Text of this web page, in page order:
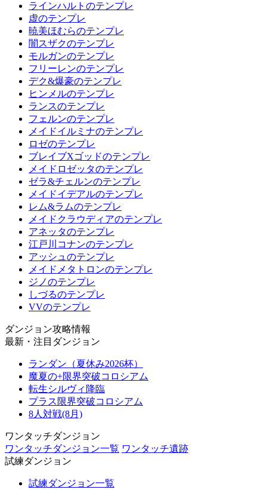
ラインハルトのテンプレ
虚のテンプレ
暁美ほむらのテンプレ
闇スザクのテンプレ
モルガンのテンプレ
フリーレンのテンプレ
デク&爆豪のテンプレ
ヒンメルのテンプレ
ランスのテンプレ
フェルンのテンプレ
メイドイルミナのテンプレ
ロゼのテンプレ
ブレイブXゴッドのテンプレ
メイドロゼッタのテンプレ
ゼラ&チェルンのテンプレ
メイドイデアルのテンプレ
レム&ラムのテンプレ
メイドクラウディアのテンプレ
アネッタのテンプレ
江戸川コナンのテンプレ
アッシュのテンプレ
メイドメタトロンのテンプレ
ジノのテンプレ
しづるのテンプレ
VVのテンプレ
ダンジョン攻略情報
最新・注目ダンジョン
ランダン（夏休み2026杯）
魔夏の+限界突破コロシアム
転生シルヴィ降臨
プラス限界突破コロシアム
8人対戦(8月)
ワンタッチダンジョン
ワンタッチダンジョン一覧 ワンタッチ遺跡
試練ダンジョン
試練ダンジョン一覧